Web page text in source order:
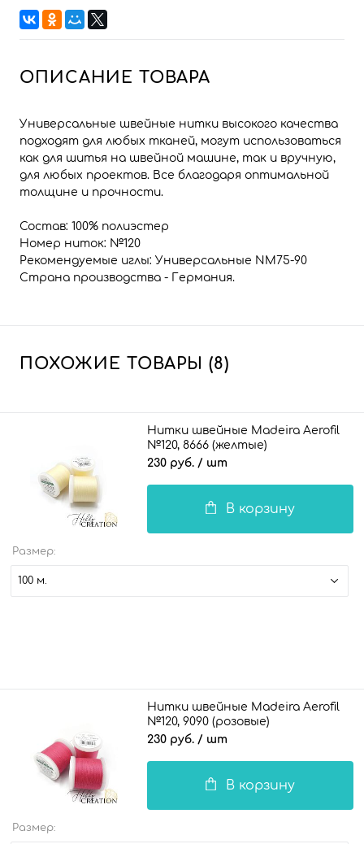
ОПИСАНИЕ ТОВАРА
Универсальные швейные нитки высокого качества
подходят для любых тканей, могут использоваться
как для шитья на швейной машине, так и вручную,
для любых проектов. Все благодаря оптимальной
толщине и прочности.
Состав: 100% полиэстер
Номер ниток: №120
Рекомендуемые иглы: Универсальные NM75-90
Страна производства - Германия.
ПОХОЖИЕ ТОВАРЫ (8)
Нитки швейные Madeira Aerofil
№120, 8666 (желтые)
230 руб. / шт
В корзину
Размер:
100 м.
Нитки швейные Madeira Aerofil
№120, 9090 (розовые)
230 руб. / шт
В корзину
Размер: